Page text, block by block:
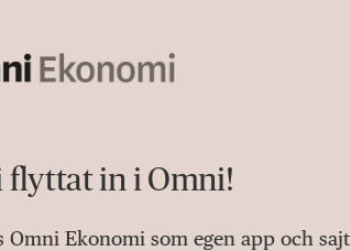
flyttat in i Omni!
Omni Ekonomi som egen app och